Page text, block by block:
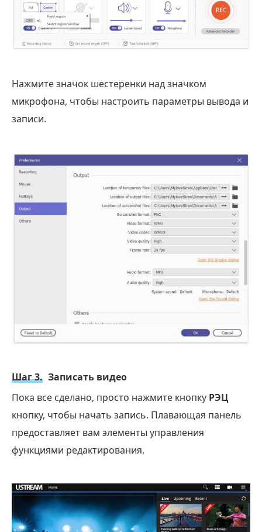
Нажмите значок шестеренки над значком
микрофона, чтобы настроить параметры вывода и
записи.
Шаг 3. Записать видео
Пока все сделано, просто нажмите кнопку РЭЦ
кнопку, чтобы начать запись. Плавающая панель
предоставляет вам элементы управления
функциями редактирования.